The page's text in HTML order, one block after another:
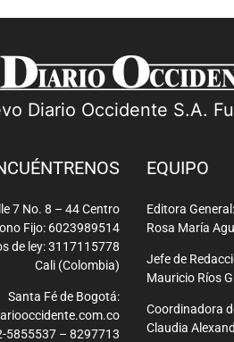
Diario Occidente S.A.
7 No. 8 – 44 Centro
Fijo: 6023989514
de ley: 3117115778
Cali (Colombia)
Santa Fé de Bogotá:
5855537 – 8297713
EQUIPO
Editora General:
Rosa María
Jefe de
Mauricio Ríos
Coordinadora
Claudia